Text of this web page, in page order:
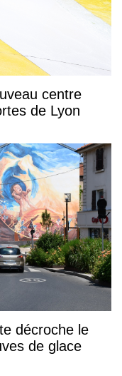
centre
de Lyon
décroche le
de glace